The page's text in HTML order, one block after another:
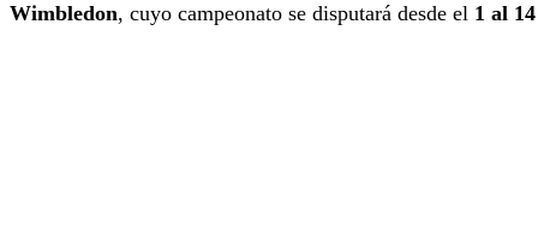
Wimbledon, cuyo campeonato se disputará desde el 1 al